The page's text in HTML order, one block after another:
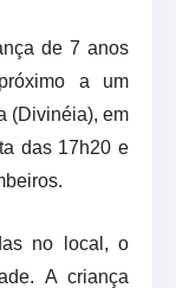
de 7 anos
a um
(Divinéia), em
das 17h20 e
no local, o
A criança